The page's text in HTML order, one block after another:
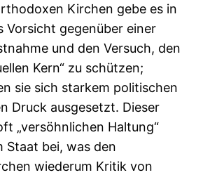
Kirchen gebe es in
Vorsicht gegenüber einer
und den Versuch, den
Kern“ zu schützen;
sie sich starkem politischen
Druck ausgesetzt. Dieser
„versöhnlichen Haltung“
Staat bei, was den
wiederum Kritik von